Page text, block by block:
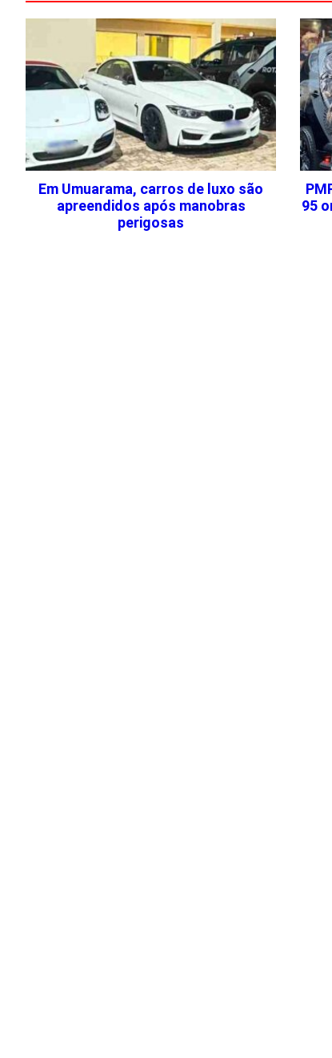
Em Umuarama, carros de luxo são
apreendidos após manobras
perigosas
95